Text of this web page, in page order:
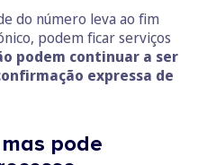
do número leva ao fim
podem ficar serviços
podem continuar a ser
expressa de
pode